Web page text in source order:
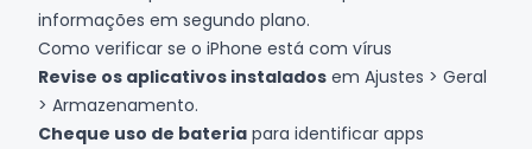
informações em segundo plano.
Como verificar se o iPhone está com vírus
Revise os aplicativos instalados em Ajustes > Geral
> Armazenamento.
Cheque uso de bateria para identificar apps